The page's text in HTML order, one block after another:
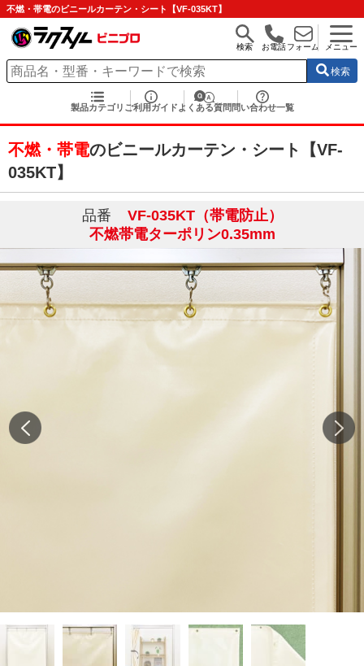
不燃・帯電のビニールカーテン・シート【VF-035KT】
検索 お電話フォーム メニュー
検索
製品カテゴリ ご利用ガイド よくある質問 問い合わせ一覧
不燃・帯電のビニールカーテン・シート【VF-
035KT】
品番
VF-035KT（帯電防止）
不燃帯電ターポリン0.35mm